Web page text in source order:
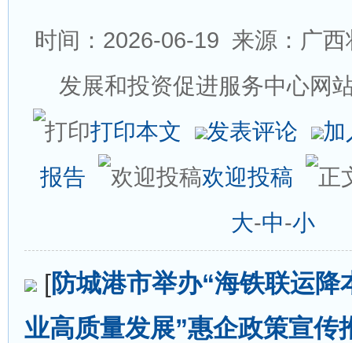
时间：2026-06-19 来源：广
发展和投资促进服务中心网
打印本文
发表评论
加
报告
欢迎投稿
大-中-小
[防城港市举办“海铁联运降
业高质量发展”惠企政策宣传